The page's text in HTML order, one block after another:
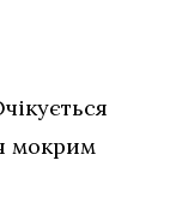
мокрим